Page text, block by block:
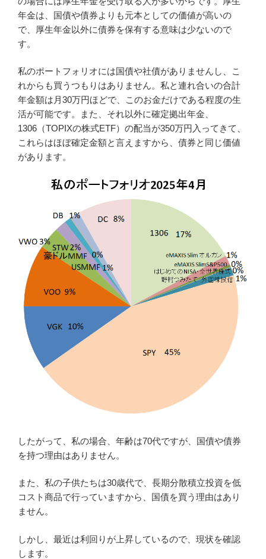
年金は、国債や債券よりも元本としての価値が高いの
で、厚生年金以外に債券を保有する意味は少ないので
す。
私のポートフォリオには国債や社債がありませんし、こ
れからも買うつもりはありません。私と連れ合いの合計
年金額は月30万円ほどで、このお金だけである程度の生
活が可能です。また、それ以外に確定拠出年金、
1306（TOPIXの株式ETF）の配当が350万円入ってきて、
これらはほぼ確定金額と言えますから、債券と同じ価値
があります。
したがって、私の場合、年齢は70代ですが、国債や債券
を持つ理由はありません。
また、私の子供たちは30歳代で、長期分散積立投資を低
コスト商品で行っていますから、国債を買う理由はあり
ません。
しかし、最近は利回りが上昇しているので、現状を確認
します。